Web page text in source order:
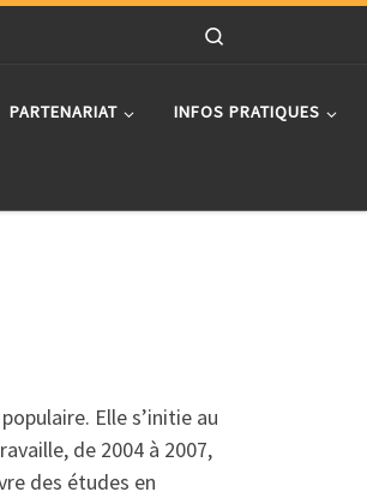
PARTENARIAT INFOS PRATIQUES
Elle s’initie au
de 2004 à 2007,
des études en